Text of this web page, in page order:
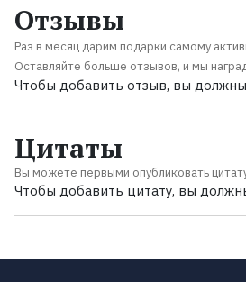
Отзывы
Раз в месяц дарим подарки самому
Оставляйте больше отзывов, и мы
Чтобы добавить отзыв, вы должны
Цитаты
Вы можете первыми опубликовать
Чтобы добавить цитату, вы